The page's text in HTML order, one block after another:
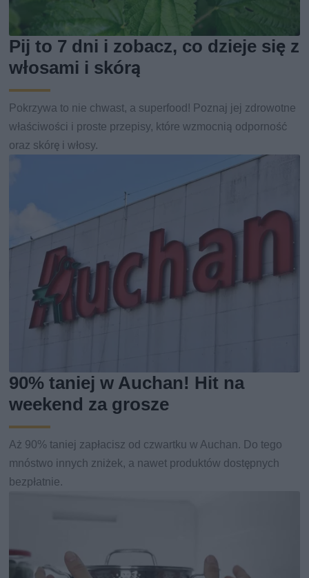
Pij to 7 dni i zobacz, co dzieje się z
włosami i skórą
Pokrzywa to nie chwast, a superfood! Poznaj jej zdrowotne
właściwości i proste przepisy, które wzmocnią odporność
oraz skórę i włosy.
90% taniej w Auchan! Hit na
weekend za grosze
Aż 90% taniej zapłacisz od czwartku w Auchan. Do tego
mnóstwo innych zniżek, a nawet produktów dostępnych
bezpłatnie.